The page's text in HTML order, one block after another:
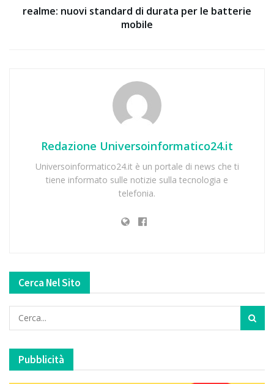
realme: nuovi standard di durata per le batterie
mobile
Redazione Universoinformatico24.it
Universoinformatico24.it è un portale di news che ti
tiene informato sulle notizie sulla tecnologia e
telefonia.
Cerca Nel Sito
Pubblicità